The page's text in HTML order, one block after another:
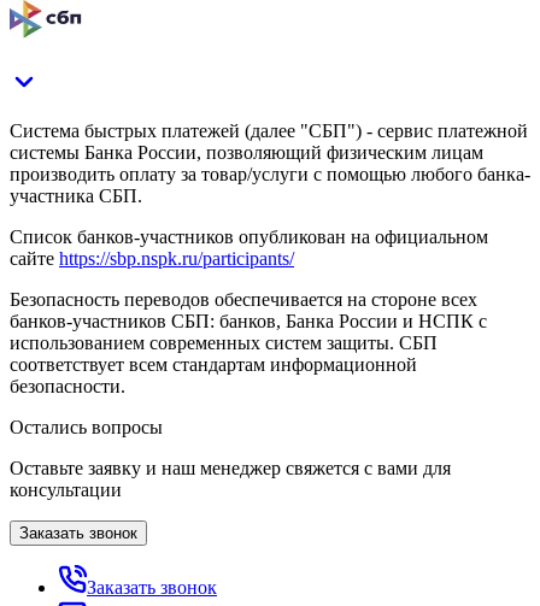
Система быстрых платежей (далее "СБП") - сервис платежной
системы Банка России, позволяющий физическим лицам
производить оплату за товар/услуги с помощью любого банка-
участника СБП.
Список банков-участников опубликован на официальном
сайте https://sbp.nspk.ru/participants/
Безопасность переводов обеспечивается на стороне всех
банков-участников СБП: банков, Банка России и НСПК с
использованием современных систем защиты. СБП
соответствует всем стандартам информационной
безопасности.
Остались вопросы
Оставьте заявку и наш менеджер свяжется с вами для
консультации
Заказать звонок
Заказать звонок